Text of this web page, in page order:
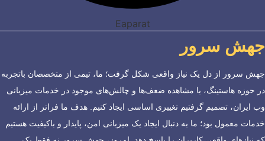
Eaparat
جهش سرور
جهش سرور از دل یک نیاز واقعی شکل گرفت؛ ما، تیمی از متخصصان باتجربه
در حوزه هاستینگ، با مشاهده ضعف‌ها و چالش‌های موجود در خدمات میزبانی
وب ایران، تصمیم گرفتیم تغییری اساسی ایجاد کنیم. هدف ما فراتر از ارائه
خدمات معمول بود؛ ما به دنبال ایجاد یک میزبانی امن، پایدار و باکیفیت هستیم